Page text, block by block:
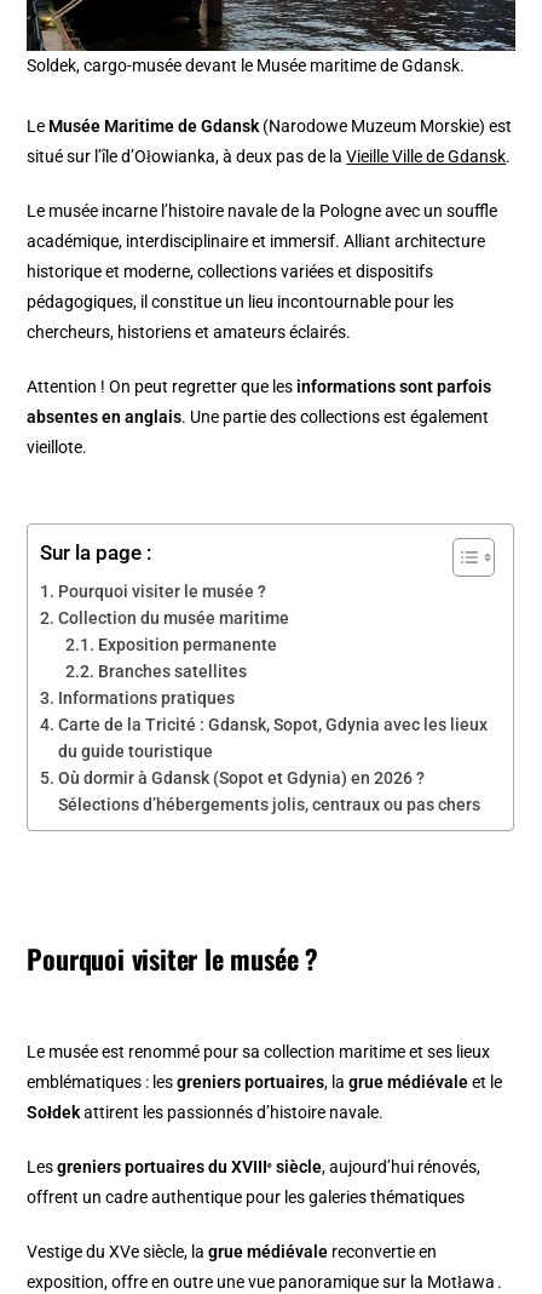
Soldek, cargo-musée devant le Musée maritime de Gdansk.
Le Musée Maritime de Gdansk(Narodowe Muzeum Morskie) est
situé sur l’île d’Ołowianka, à deux pas de laVieille Ville de Gdansk.
Le musée incarne l’histoire navale de la Pologne avec un souffle
académique, interdisciplinaire et immersif. Alliant architecture
historique et moderne, collections variées et dispositifs
pédagogiques, il constitue un lieu incontournable pour les
chercheurs, historiens et amateurs éclairés.
Attention ! On peut regretter que les informations sont parfois
absentes en anglais. Une partie des collections est également
vieillote.
Sur la page :
Pourquoi visiter le musée ?
Collection du musée maritime
Exposition permanente
Branches satellites
Informations pratiques
Carte de la Tricité : Gdansk, Sopot, Gdynia avec les lieux
du guide touristique
Où dormir à Gdansk (Sopot et Gdynia) en 2026 ?
Sélections d’hébergements jolis, centraux ou pas chers
Pourquoi visiter le musée ?
Le musée est renommé pour sa collection maritime et ses lieux
emblématiques : lesgreniers portuaires, lagrue médiévaleet le
Sołdekattirent les passionnés d’histoire navale.
Lesgreniers portuaires du XVIIIᵉ siècle, aujourd’hui rénovés,
offrent un cadre authentique pour les galeries thématiques
Vestige du XVe siècle, lagrue médiévale reconvertie en
exposition, offre en outre une vue panoramique sur la Motława .